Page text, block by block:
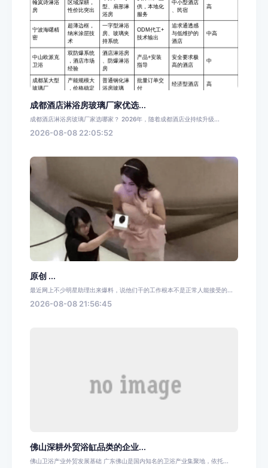
成都酒店淋浴房玻璃厂家优选...
成都酒店淋浴房玻璃厂家选哪家？ 2026年，随着成都酒店业持续升级...
2026-08-08 22:05:52
原创 ...
最近网上不少明星助理出来爆料，说他们干的工作根本不是正常人能接受的...
2026-08-08 21:56:45
佛山深耕外贸浴缸品类的企业...
佛山卫浴产业外贸发展基础 广东佛山是国内知名的卫浴产业集聚地，依托...